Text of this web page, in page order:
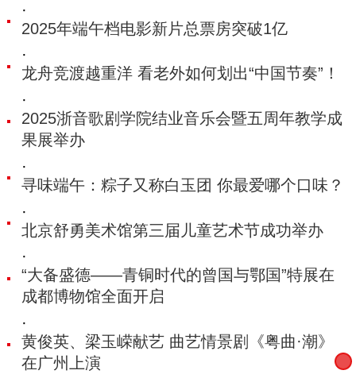
·
2025年端午档电影新片总票房突破1亿
·
龙舟竞渡越重洋 看老外如何划出“中国节奏”！
·
2025浙音歌剧学院结业音乐会暨五周年教学成
果展举办
·
寻味端午：粽子又称白玉团 你最爱哪个口味？
·
北京舒勇美术馆第三届儿童艺术节成功举办
·
“大备盛德——青铜时代的曾国与鄂国”特展在
成都博物馆全面开启
·
黄俊英、梁玉嵘献艺 曲艺情景剧《粤曲·潮》
在广州上演